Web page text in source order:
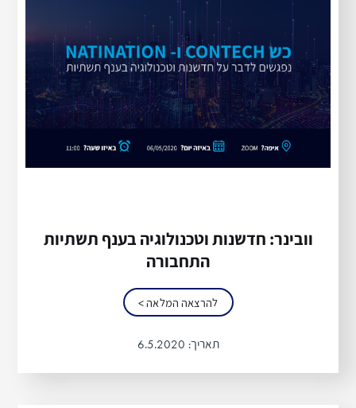
וובינר: חדשנות וטכנולוגיה בענף תשתיות
התחבורה‎
להרצאה המלאה >
תאריך: 6.5.2020